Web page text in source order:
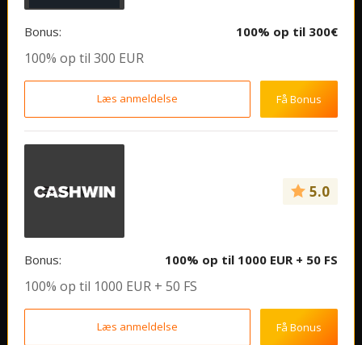
Bonus: 100% op til 300€
100% op til 300 EUR
Læs anmeldelse Få Bonus
5.0
Bonus: 100% op til 1000 EUR + 50 FS
100% op til 1000 EUR + 50 FS
Læs anmeldelse Få Bonus